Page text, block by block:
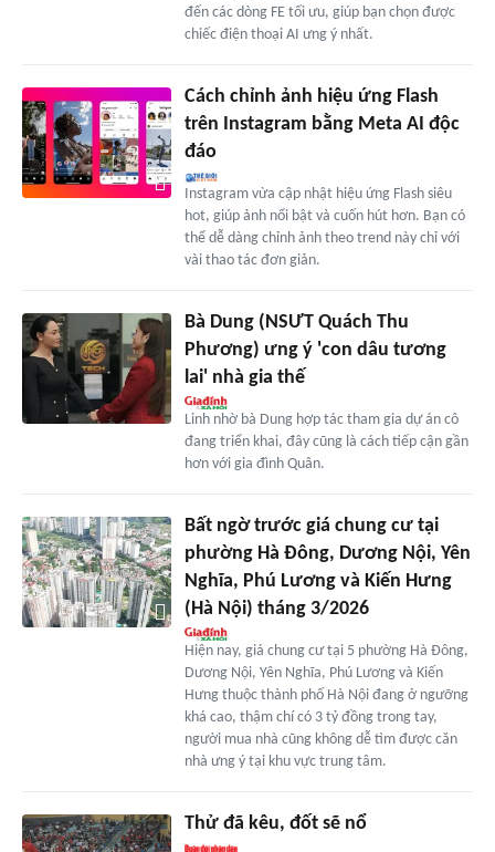
đến các dòng FE tối ưu, giúp bạn chọn được
chiếc điện thoại AI ưng ý nhất.
Cách chỉnh ảnh hiệu ứng Flash
trên Instagram bằng Meta AI độc
đáo
Instagram vừa cập nhật hiệu ứng Flash siêu
hot, giúp ảnh nổi bật và cuốn hút hơn. Bạn có
thể dễ dàng chỉnh ảnh theo trend này chỉ với
vài thao tác đơn giản.
Bà Dung (NSƯT Quách Thu
Phương) ưng ý 'con dâu tương
lai' nhà gia thế
Linh nhờ bà Dung hợp tác tham gia dự án cô
đang triển khai, đây cũng là cách tiếp cận gần
hơn với gia đình Quân.
Bất ngờ trước giá chung cư tại
phường Hà Đông, Dương Nội, Yên
Nghĩa, Phú Lương và Kiến Hưng
(Hà Nội) tháng 3/2026
Hiện nay, giá chung cư tại 5 phường Hà Đông,
Dương Nội, Yên Nghĩa, Phú Lương và Kiến
Hưng thuộc thành phố Hà Nội đang ở ngưỡng
khá cao, thậm chí có 3 tỷ đồng trong tay,
người mua nhà cũng không dễ tìm được căn
nhà ưng ý tại khu vực trung tâm.
Thử đã kêu, đốt sẽ nổ